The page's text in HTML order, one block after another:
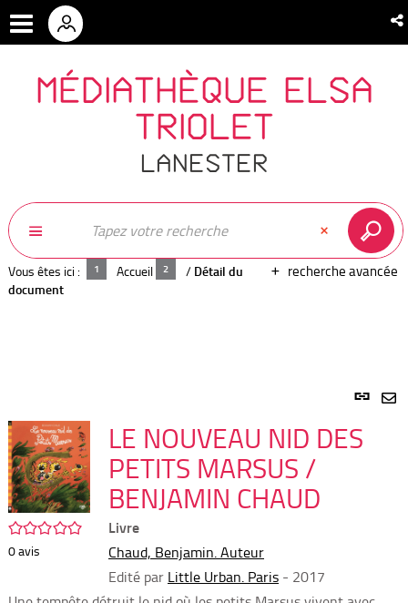
MÉDIATHÈQUE ELSA
TRIOLET
LANESTER
recherche avancée
Vous êtes ici : Accueil / Détail du
document
Lien
/5
0avis
LE NOUVEAU NID DES
PETITS MARSUS /
BENJAMIN CHAUD
Livre
Chaud, Benjamin. Auteur
Edité par Little Urban. Paris - 2017